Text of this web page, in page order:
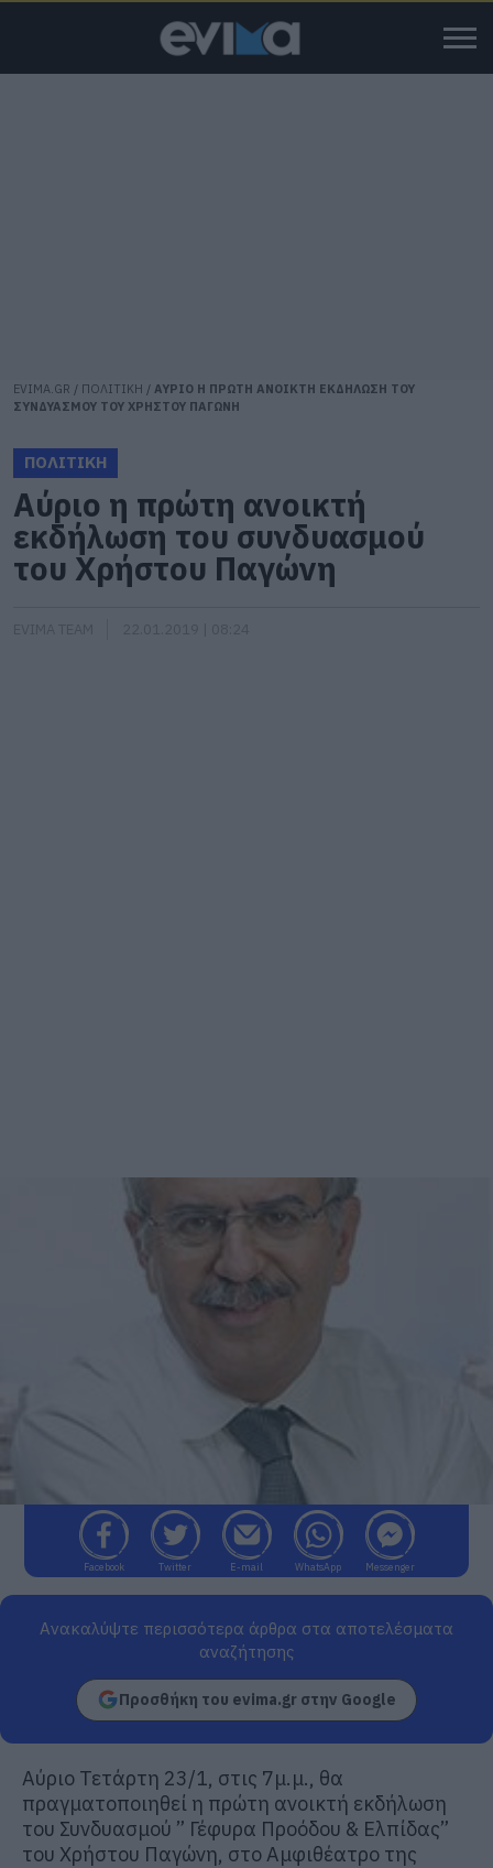
EVIMA.GR / ΠΟΛΙΤΙΚΗ / ΑΥΡΙΟ Η ΠΡΩΤΗ ΑΝΟΙΚΤΗ ΕΚΔΗΛΩΣΗ ΤΟΥ
ΣΥΝΔΥΑΣΜΟΥ ΤΟΥ ΧΡΗΣΤΟΥ ΠΑΓΩΝΗ
ΠΟΛΙΤΙΚΗ
Αύριο η πρώτη ανοικτή
εκδήλωση του συνδυασμού
του Χρήστου Παγώνη
Facebook Twitter E-mail WhatsApp Messenger
Ανακαλύψτε περισσότερα άρθρα στα αποτελέσματα
αναζήτησης
Προσθήκη του evima.gr στην Google
Αύριο Τετάρτη 23/1, στις 7μ.μ., θα
πραγματοποιηθεί η πρώτη ανοικτή εκδήλωση
του Συνδυασμού ” Γέφυρα Προόδου & Ελπίδας”
του Χρήστου Παγώνη, στο Αμφιθέατρο της